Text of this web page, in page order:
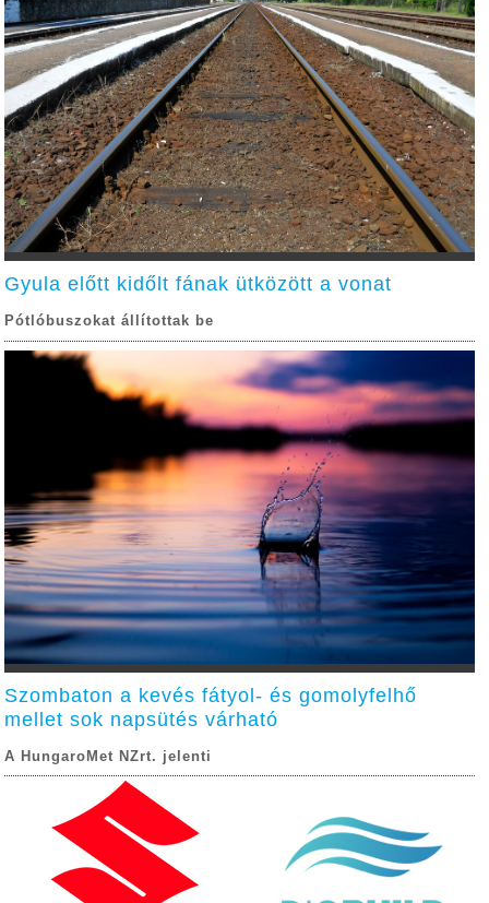
Gyula előtt kidőlt fának ütközött a vonat
Pótlóbuszokat állítottak be
Szombaton a kevés fátyol- és gomolyfelhő
mellet sok napsütés várható
A HungaroMet NZrt. jelenti